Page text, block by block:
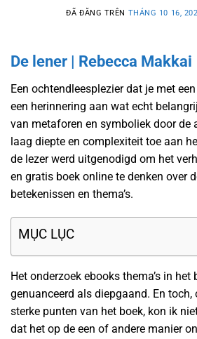
ĐÃ ĐĂNG TRÊN THÁNG 10 16,
De lener | Rebecca Makkai
Een ochtendleesplezier dat je met
een herinnering aan wat echt
van metaforen en symboliek door de
laag diepte en complexiteit toe aan
de lezer werd uitgenodigd om het
en gratis boek online te denken over
betekenissen en thema’s.
MỤC LỤC
Het onderzoek ebooks thema’s in het
genuanceerd als diepgaand. En toch,
sterke punten van het boek, kon ik
dat het op de een of andere manier